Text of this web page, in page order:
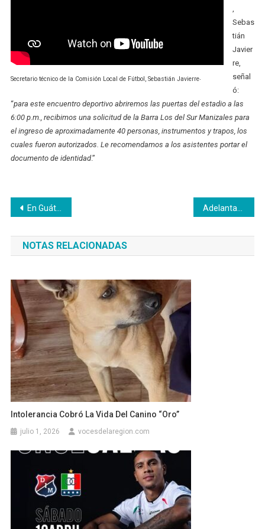
Secretario técnico de la Comisión Local de Fútbol, Sebastián Javierre.
Sebas
tián
Javier
re,
señal
ó:
“para este encuentro deportivo abriremos las puertas del estadio a las
6:00 p.m., recibimos una solicitud de la Barra Los del Sur Manizales para
el ingreso de aproximadamente 40 personas, instrumentos y trapos, los
cuales fueron autorizados. Le recomendamos a los asistentes portar el
documento de identidad.”
Navegación
de
entradas
En Guática, el campo risaraldense no se detiene
NOTAS RELACIONADAS
Intolerancia Cobró La Vida Del Canino “Oro”
julio 1, 2026 vocesdelaregion.com